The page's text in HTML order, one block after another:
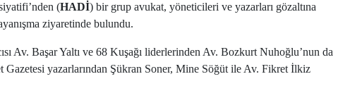
(HADİ) bir grup avukat, yöneticileri ve yazarları gözaltına
ziyaretinde bulundu.
Av. Başar Yaltı ve 68 Kuşağı liderlerinden Av. Bozkurt Nuhoğlu’nun da
Gazetesi yazarlarından Şükran Soner, Mine Söğüt ile Av. Fikret İlkiz